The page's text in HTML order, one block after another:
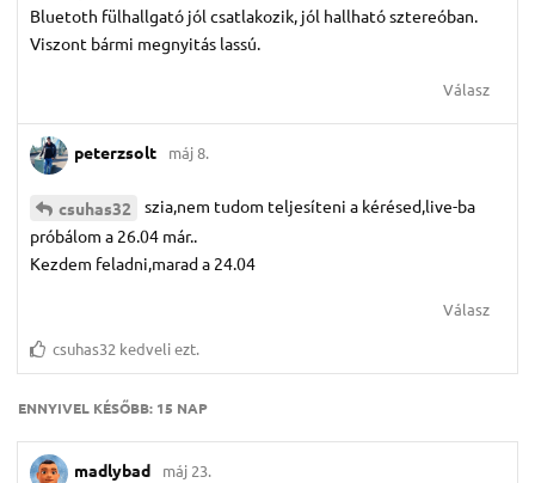
Bluetoth fülhallgató jól csatlakozik, jól hallható sztereóban.
Viszont bármi megnyitás lassú.
Válasz
peterzsolt máj 8.
csuhas32
szia,nem tudom teljesíteni a kérésed,live-ba
próbálom a 26.04 már..
Kezdem feladni,marad a 24.04
Válasz
csuhas32 kedveli ezt.
ENNYIVEL KÉSŐBB: 15 NAP
madlybad máj 23.